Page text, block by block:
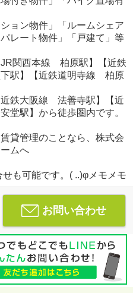
ション物件」「ルームシェア
レート物件」「戸建て」等
JR関西本線 柏原駅】【近鉄
駅】【近鉄道明寺線 柏原
阪線 法善寺駅】【近
堂駅】から徒歩圏内です。
貸管理のことなら、株式会
ムへ
せも可能です。( ..)φメモメモ
お問い合わせ